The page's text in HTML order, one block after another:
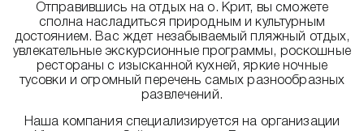
Отправившись на отдых на о. Крит, вы сможете
сполна насладиться природным и культурным
достоянием. Вас ждет незабываемый пляжный отдых,
увлекательные экскурсионные программы, роскошные
рестораны с изысканной кухней, яркие ночные
тусовки и огромный перечень самых разнообразных
развлечений.
Наша компания специализируется на организации